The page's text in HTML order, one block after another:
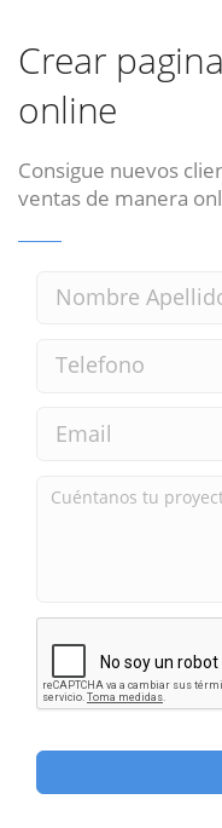
Crear
online
Consigue nuevos
ventas de manera